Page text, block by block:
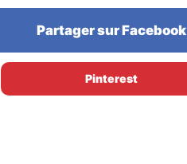
Partager sur Facebook
Pinterest